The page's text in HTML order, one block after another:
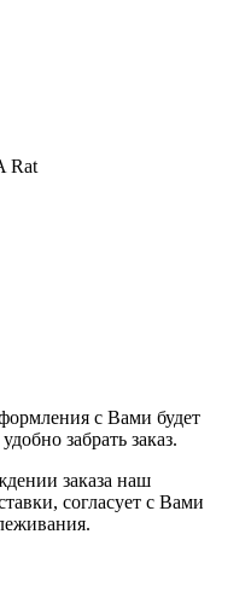
Rat
с Вами будет
забрать заказ.
заказа наш
согласует с Вами